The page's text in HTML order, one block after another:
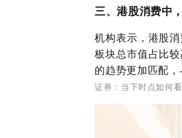
三、港股消费中
机构表示，港股
板块总市值占比
的趋势更加匹配，
证券：当下时点如何